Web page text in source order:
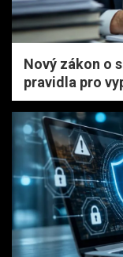
Nový zákon o
pravidla pro